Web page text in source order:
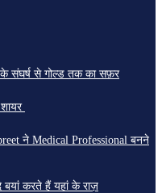
संघर्ष से गोल्ड तक का सफ़र
ने Medical Professional बनने
बयां करते हैं यहां के राज़